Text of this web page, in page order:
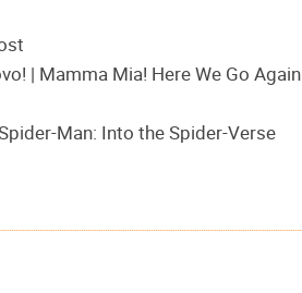
| Mamma Mia! Here We Go Again
Man: Into the Spider-Verse